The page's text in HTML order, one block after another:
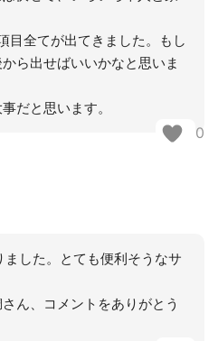
目全てが出てきました。もし
ら出せばいいかなと思いま
だと思います。
0
ました。とても便利そうなサ
ん、コメントをありがとう